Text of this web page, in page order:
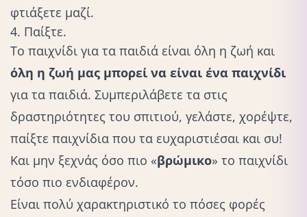
φτιάξετε μαζί.
4. Παίξτε.
Το παιχνίδι για τα παιδιά είναι όλη η ζωή και
όλη η ζωή μας μπορεί να είναι ένα παιχνίδι
για τα παιδιά. Συμπεριλάβετε τα στις
δραστηριότητες του σπιτιού, γελάστε, χορέψτε,
παίξτε παιχνίδια που τα ευχαριστιέσαι και συ!
Και μην ξεχνάς όσο πιο «βρώμικο» το παιχνίδι
τόσο πιο ενδιαφέρον.
Είναι πολύ χαρακτηριστικό το πόσες φορές